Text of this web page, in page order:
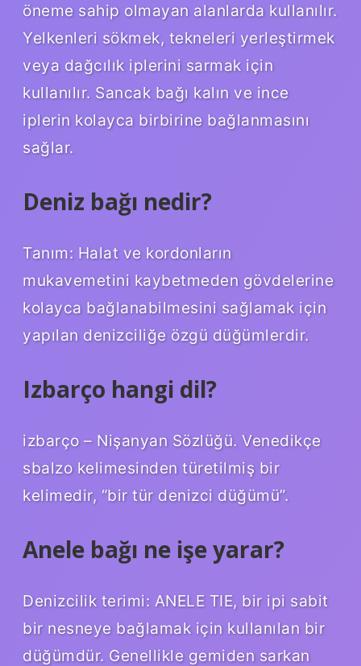
öneme sahip olmayan alanlarda kullanılır.
Yelkenleri sökmek, tekneleri yerleştirmek
veya dağcılık iplerini sarmak için
kullanılır. Sancak bağı kalın ve ince
iplerin kolayca birbirine bağlanmasını
sağlar.
Deniz bağı nedir?
Tanım: Halat ve kordonların
mukavemetini kaybetmeden gövdelerine
kolayca bağlanabilmesini sağlamak için
yapılan denizciliğe özgü düğümlerdir.
Izbarço hangi dil?
izbarço – Nişanyan Sözlüğü. Venedikçe
sbalzo kelimesinden türetilmiş bir
kelimedir, “bir tür denizci düğümü”.
Anele bağı ne işe yarar?
Denizcilik terimi: ANELE TIE, bir ipi sabit
bir nesneye bağlamak için kullanılan bir
düğümdür. Genellikle gemiden sarkan